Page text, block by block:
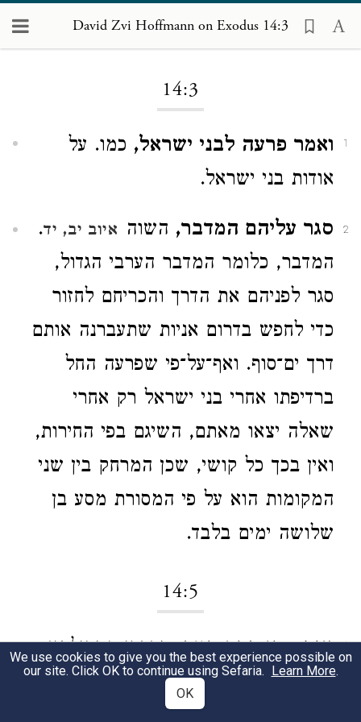
David Zvi Hoffmann on Exodus 14:3
14:3
1 ואמר פרעה לבני ישראל, כמו. על
אודות בני ישראל.
2 סגר עליהם המדבר, השוה איוב יב, יד.
המדבר, כלומר המדבר הערבי הגדול,
סגר לפניהם את הדרך והכריחם לחזור
כדי לחפש בדרום אניות שתעברנה אותם
דרך ים־סוף. ואף־על־פי שפרעה החל
ברדיפתו אחרי בני ישראל רק אחרי
שאלה יצאו מאתם, השיגם בפי החירות,
ואין בכך כל קושי, שכן המרחק בין שני
המקומות הוא על פי המסורת מסע בן
שלושה ימים בלבד.
14:5
1 ויגד... כי ברח העם.מדברי המכילתא
"מי הגיד לו? האקטורין שלו", כלומר
We use cookies to give you the best experience possible on
our site. Click OK to continue using Sefaria. Learn More.
OK